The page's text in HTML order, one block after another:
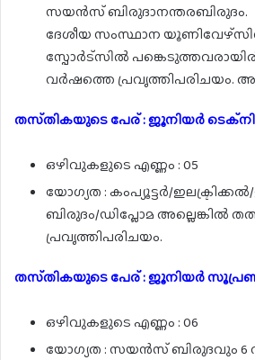
സയൻസ് ബിരുദാനന്തരബിരുദം.
ദേശീയ സംസ്ഥാന
സ്പോർട്സിൽ
വർഷത്തെ പ്രവൃത്തിപരിചയം.
തസ്‌തികയുടെ പേര് : ജൂനിയർ
ഒഴിവുകളുടെ എണ്ണം : 05
യോഗ്യത : കംപ്യൂട്ടർ/
ബിരുദം/ഡിപ്ലോമ അല്ലെങ്കിൽ
പ്രവൃത്തിപരിചയം.
തസ്‌തികയുടെ പേര് : ജൂനിയർ
ഒഴിവുകളുടെ എണ്ണം : 06
യോഗ്യത : സയൻസ് ബിരുദവും 6